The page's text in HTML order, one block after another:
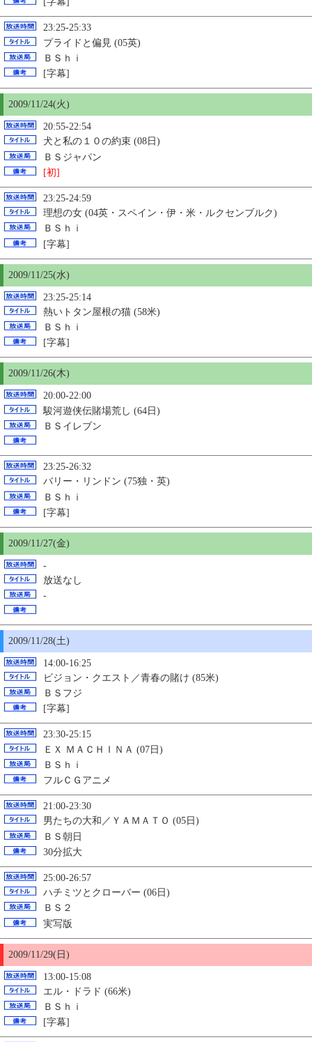
23:25-25:33
プライドと偏見 (05英)
ＢＳｈｉ
[字幕]
2009/11/24(火)
20:55-22:54
犬と私の１０の約束 (08日)
ＢＳジャパン
[初]
23:25-24:59
理想の女 (04英・スペイン・伊・米・ルクセンブルク)
ＢＳｈｉ
[字幕]
2009/11/25(水)
23:25-25:14
熱いトタン屋根の猫 (58米)
ＢＳｈｉ
[字幕]
2009/11/26(木)
20:00-22:00
駿河遊侠伝賭場荒し (64日)
ＢＳイレブン
23:25-26:32
バリー・リンドン (75独・英)
ＢＳｈｉ
[字幕]
2009/11/27(金)
-
放送なし
-
2009/11/28(土)
14:00-16:25
ビジョン・クエスト／青春の賭け (85米)
ＢＳフジ
[字幕]
23:30-25:15
ＥＸ ＭＡＣＨＩＮＡ (07日)
ＢＳｈｉ
フルＣＧアニメ
21:00-23:30
男たちの大和／ＹＡＭＡＴＯ (05日)
ＢＳ朝日
30分拡大
25:00-26:57
ハチミツとクローバー (06日)
ＢＳ２
実写版
2009/11/29(日)
13:00-15:08
エル・ドラド (66米)
ＢＳｈｉ
[字幕]